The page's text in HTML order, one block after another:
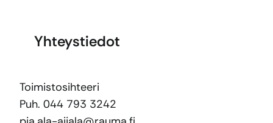
Yhteystiedot
Toimistosihteeri
Puh. 044 793 3242